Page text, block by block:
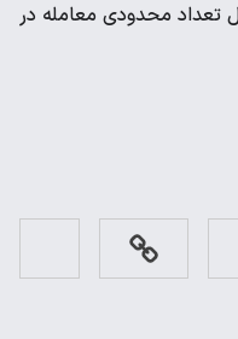
تعداد محدودی معامله در